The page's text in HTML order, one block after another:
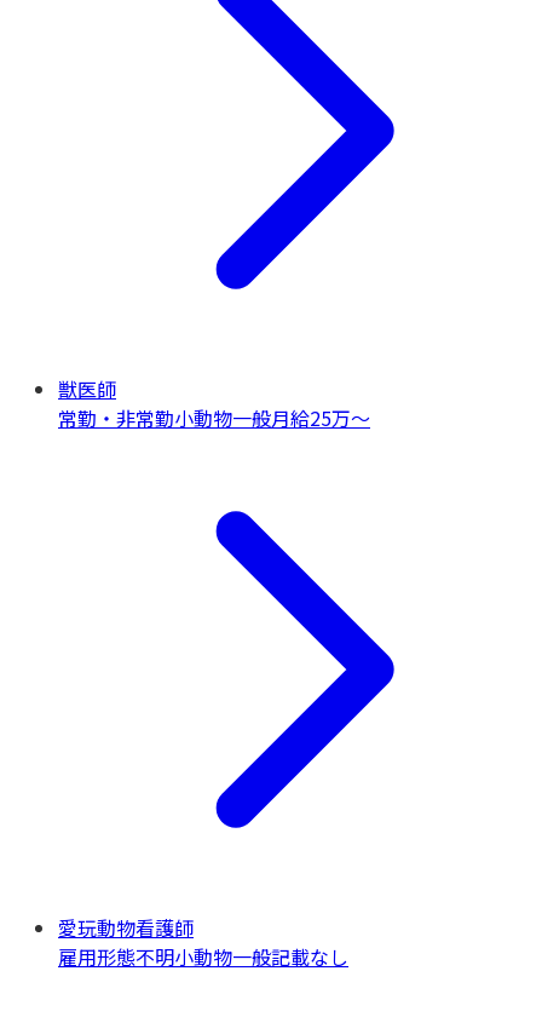
獣医師
常勤・非常勤小動物一般月給25万〜
愛玩動物看護師
雇用形態不明小動物一般記載なし